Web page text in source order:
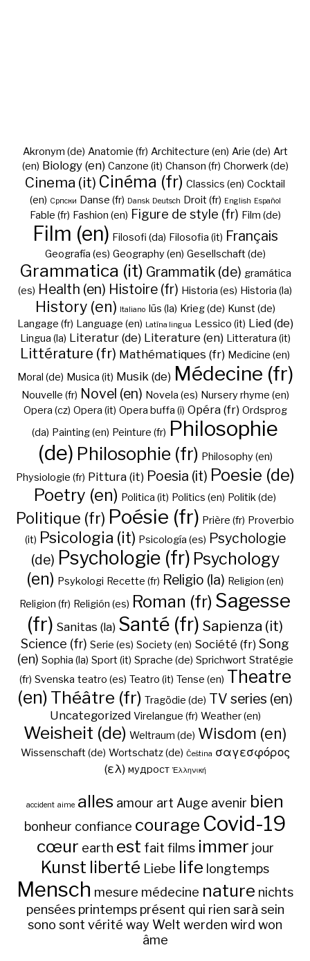
Akronym (de) Anatomie (fr) Architecture (en) Arie (de) Art
(en) Biology (en) Canzone (it) Chanson (fr) Chorwerk (de)
Cinema (it) Cinéma (fr) Classics (en) Cocktail
(en) Cрпски Danse (fr) Dansk Deutsch Droit (fr) English Español
Fable (fr) Fashion (en) Figure de style (fr) Film (de)
Film (en) Filosofi (da) Filosofia (it) Français
Geografía (es) Geography (en) Gesellschaft (de)
Grammatica (it) Grammatik (de) gramática
(es) Health (en) Histoire (fr) Historia (es) Historia (la)
History (en) Italiano Iūs (la) Krieg (de) Kunst (de)
Langage (fr) Language (en) Latīna lingua Lessico (it) Lied (de)
Lingua (la) Literatur (de) Literature (en) Litteratura (it)
Littérature (fr) Mathématiques (fr) Medicine (en)
Moral (de) Musica (it) Musik (de) Médecine (fr)
Nouvelle (fr) Novel (en) Novela (es) Nursery rhyme (en)
Opera (cz) Opera (it) Opera buffa (i) Opéra (fr) Ordsprog
(da) Painting (en) Peinture (fr) Philosophie
(de) Philosophie (fr) Philosophy (en)
Physiologie (fr) Pittura (it) Poesia (it) Poesie (de)
Poetry (en) Politica (it) Politics (en) Politik (de)
Politique (fr) Poésie (fr) Prière (fr) Proverbio
(it) Psicologia (it) Psicología (es) Psychologie
(de) Psychologie (fr) Psychology
(en) Psykologi Recette (fr) Religio (la) Religion (en)
Religion (fr) Religión (es) Roman (fr) Sagesse
(fr) Sanitas (la) Santé (fr) Sapienza (it)
Science (fr) Serie (es) Society (en) Société (fr) Song
(en) Sophia (la) Sport (it) Sprache (de) Sprichwort Stratégie
(fr) Svenska teatro (es) Teatro (it) Tense (en) Theatre
(en) Théâtre (fr) Tragödie (de) TV series (en)
Uncategorized Virelangue (fr) Weather (en)
Weisheit (de) Weltraum (de) Wisdom (en)
Wissenschaft (de) Wortschatz (de) Čeština σαγεσφόρος
(ελ) мудрост Ἑλληνική
accident aime alles amour art Auge avenir bien
bonheur confiance courage Covid-19
cœur earth est fait films immer jour
Kunst liberté Liebe life longtemps
Mensch mesure médecine nature nichts
pensées printemps présent qui rien sarà sein
sono sont vérité way Welt werden wird won
âme